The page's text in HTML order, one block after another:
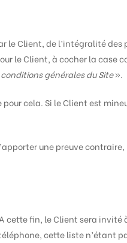
le Client, de l’intégralité des
le Client, à cocher la case
générales du Site».
cela. Si le Client est
une preuve
cette fin, le Client sera invité
cette liste n’étant